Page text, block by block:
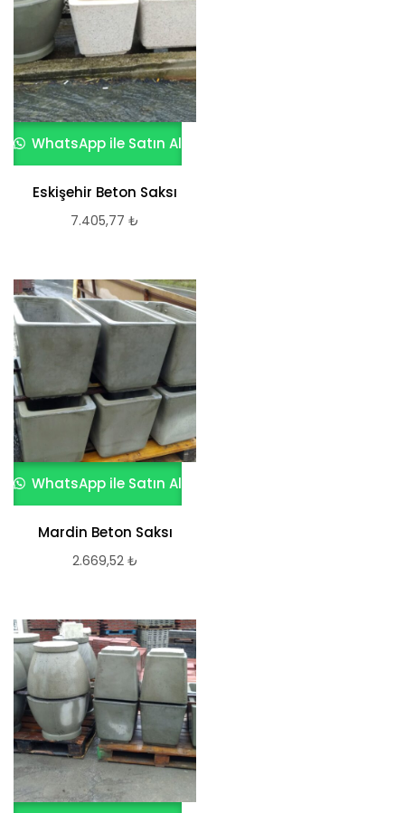
WhatsApp ile Satın Al
Eskişehir Beton Saksı
7.405,77 ₺
WhatsApp ile Satın Al
Mardin Beton Saksı
2.669,52 ₺